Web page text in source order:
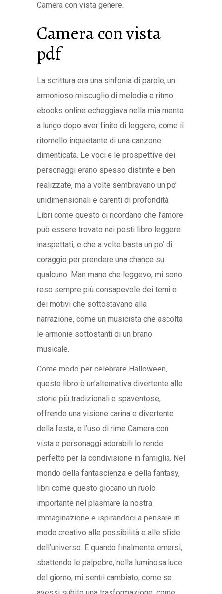
Camera con vista genere.
Camera con vista
pdf
La scrittura era una sinfonia di parole, un
armonioso miscuglio di melodia e ritmo
ebooks online echeggiava nella mia mente
a lungo dopo aver finito di leggere, come il
ritornello inquietante di una canzone
dimenticata. Le voci e le prospettive dei
personaggi erano spesso distinte e ben
realizzate, ma a volte sembravano un po’
unidimensionali e carenti di profondità.
Libri come questo ci ricordano che l’amore
può essere trovato nei posti libro leggere
inaspettati, e che a volte basta un po’ di
coraggio per prendere una chance su
qualcuno. Man mano che leggevo, mi sono
reso sempre più consapevole dei temi e
dei motivi che sottostavano alla
narrazione, come un musicista che ascolta
le armonie sottostanti di un brano
musicale.
Come modo per celebrare Halloween,
questo libro è un’alternativa divertente alle
storie più tradizionali e spaventose,
offrendo una visione carina e divertente
della festa, e l’uso di rime Camera con
vista e personaggi adorabili lo rende
perfetto per la condivisione in famiglia. Nel
mondo della fantascienza e della fantasy,
libri come questo giocano un ruolo
importante nel plasmare la nostra
immaginazione e ispirandoci a pensare in
modo creativo alle possibilità e alle sfide
dell’universo. E quando finalmente emersi,
sbattendo le palpebre, nella luminosa luce
del giorno, mi sentii cambiato, come se